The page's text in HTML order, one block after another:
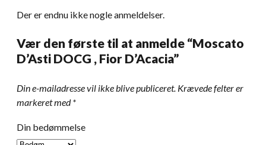
Der er endnu ikke nogle anmeldelser.
Vær den første til at anmelde “Moscato
D’Asti DOCG , Fior D’Acacia”
Din e-mailadresse vil ikke blive publiceret. Krævede felter er
markeret med*
Din bedømmelse